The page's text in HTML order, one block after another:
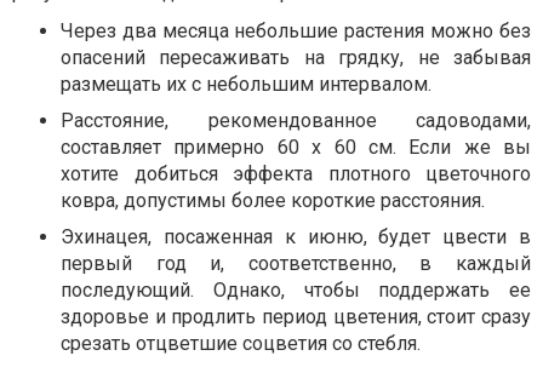
Через два месяца небольшие растения можно без
опасений пересаживать на грядку, не забывая
размещать их с небольшим интервалом.
Расстояние, рекомендованное садоводами,
составляет примерно 60 x 60 см. Если же вы
хотите добиться эффекта плотного цветочного
ковра, допустимы более короткие расстояния.
Эхинацея, посаженная к июню, будет цвести в
первый год и, соответственно, в каждый
последующий. Однако, чтобы поддержать ее
здоровье и продлить период цветения, стоит сразу
срезать отцветшие соцветия со стебля.